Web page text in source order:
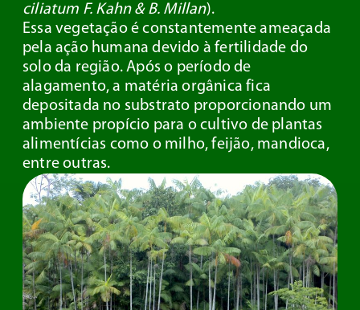
ciliatum F. Kahn & B. Millan).
Essa vegetação é constantemente ameaçada
pela ação humana devido à fertilidade do
solo da região. Após o período de
alagamento, a matéria orgânica fica
depositada no substrato proporcionando um
ambiente propício para o cultivo de plantas
alimentícias como o milho, feijão, mandioca,
entre outras.